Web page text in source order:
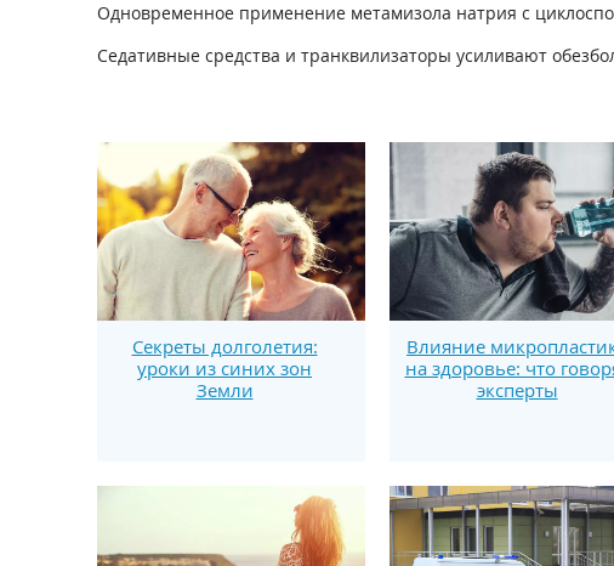
Одновременное применение метамизола натрия с
Седативные средства и транквилизаторы усиливают
Секреты долголетия:
уроки из синих зон
Земли
Влияние
на здоровье: что
эксперты